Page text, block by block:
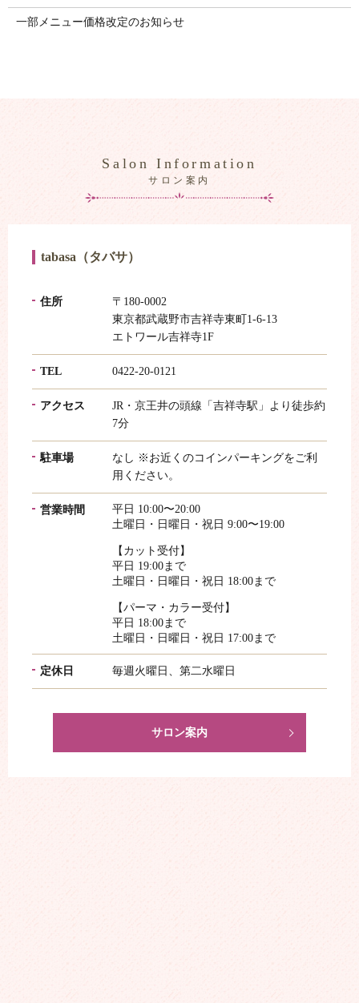
一部メニュー価格改定のお知らせ
Salon Information
サロン案内
tabasa（タバサ）
住所
〒180-0002
東京都武蔵野市吉祥寺東町1-6-13
エトワール吉祥寺1F
TEL 0422-20-0121
アクセス
JR・京王井の頭線「吉祥寺駅」より徒歩約
7分
駐車場
なし ※お近くのコインパーキングをご利
用ください。
営業時間
平日 10:00〜20:00
土曜日・日曜日・祝日 9:00〜19:00
【カット受付】
平日 19:00まで
土曜日・日曜日・祝日 18:00まで
【パーマ・カラー受付】
平日 18:00まで
土曜日・日曜日・祝日 17:00まで
定休日 毎週火曜日、第二水曜日
サロン案内